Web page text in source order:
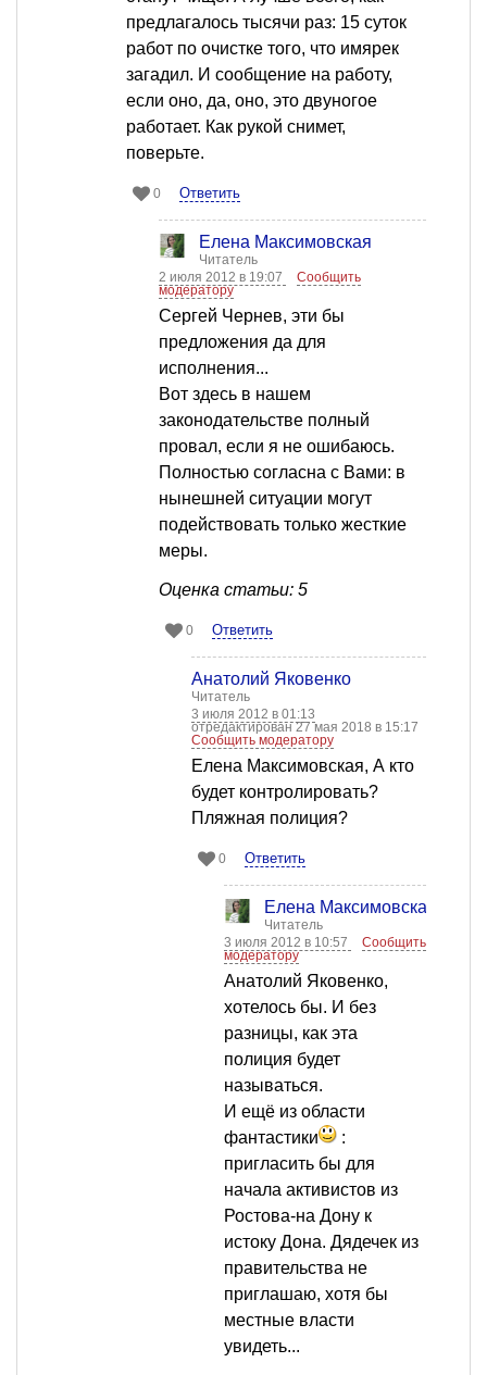
предлагалось тысячи раз: 15 суток
работ по очистке того, что имярек
загадил. И сообщение на работу,
если оно, да, оно, это двуногое
работает. Как рукой снимет,
поверьте.
0 Ответить
Елена Максимовская
Читатель
2 июля 2012 в 19:07
Сообщить
модератору
Сергей Чернев, эти бы
предложения да для
исполнения...
Вот здесь в нашем
законодательстве полный
провал, если я не ошибаюсь.
Полностью согласна с Вами: в
нынешней ситуации могут
подействовать только жесткие
меры.
Оценка статьи: 5
0 Ответить
Анатолий Яковенко
Читатель
3 июля 2012 в 01:13
отредактирован 27 мая 2018 в 15:17
Сообщить модератору
Елена Максимовская, А кто
будет контролировать?
Пляжная полиция?
0 Ответить
Елена Максимовская
Читатель
3 июля 2012 в 10:57
Сообщить
модератору
Анатолий Яковенко,
хотелось бы. И без
разницы, как эта
полиция будет
называться.
И ещё из области
фантастики
:
пригласить бы для
начала активистов из
Ростова-на Дону к
истоку Дона. Дядечек из
правительства не
приглашаю, хотя бы
местные власти
увидеть...